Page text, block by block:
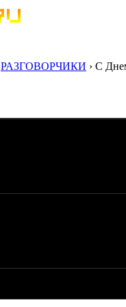
РАЗГОВОРЧИКИ › С